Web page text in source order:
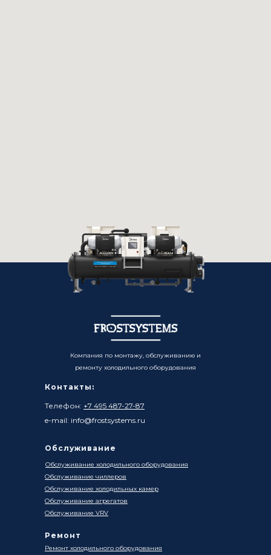
Контакты:
Телефон: +7 495 487-27-87
e-mail: info@frostsystems.ru
Ремонт
Компания по монтажу, обслуживанию и
ремонту холодильного оборудования
Ремонт холодильного оборудования
Обслуживание
Обслуживание холодильного оборудования
Обслуживание чиллеров
Обслуживание холодильных камер
Обслуживание агрегатов
Обслуживание VRV